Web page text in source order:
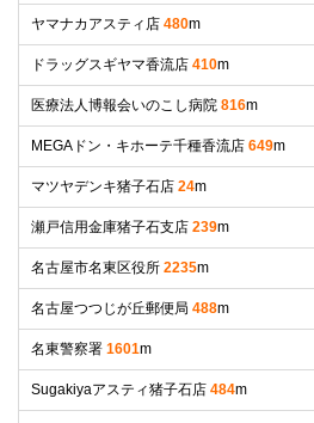
ヤマナカアスティ店 480m
ドラッグスギヤマ香流店 410m
医療法人博報会いのこし病院 816m
MEGAドン・キホーテ千種香流店 649m
マツヤデンキ猪子石店 24m
瀬戸信用金庫猪子石支店 239m
名古屋市名東区役所 2235m
名古屋つつじが丘郵便局 488m
名東警察署 1601m
Sugakiyaアスティ猪子石店 484m